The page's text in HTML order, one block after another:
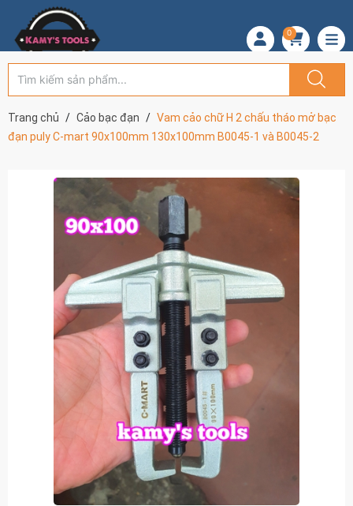
0
Trang chủ Cảo bạc đạn
Vam cảo chữ H 2 chấu tháo mở bạc
đạn puly C-mart 90x100mm 130x100mm B0045-1 và B0045-2